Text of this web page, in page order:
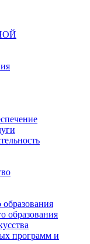
образования
образования
программ и